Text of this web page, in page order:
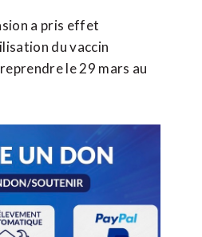
a pris effet
du vaccin
le 29 mars au